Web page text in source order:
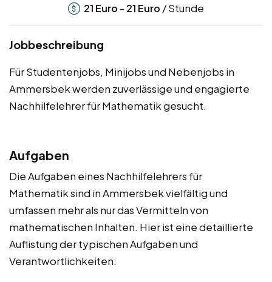
21 Euro - 21 Euro / Stunde
Jobbeschreibung
Für Studentenjobs, Minijobs und Nebenjobs in
Ammersbek werden zuverlässige und engagierte
Nachhilfelehrer für Mathematik gesucht.
Aufgaben
Die Aufgaben eines Nachhilfelehrers für
Mathematik sind in Ammersbek vielfältig und
umfassen mehr als nur das Vermitteln von
mathematischen Inhalten. Hier ist eine detaillierte
Auflistung der typischen Aufgaben und
Verantwortlichkeiten: